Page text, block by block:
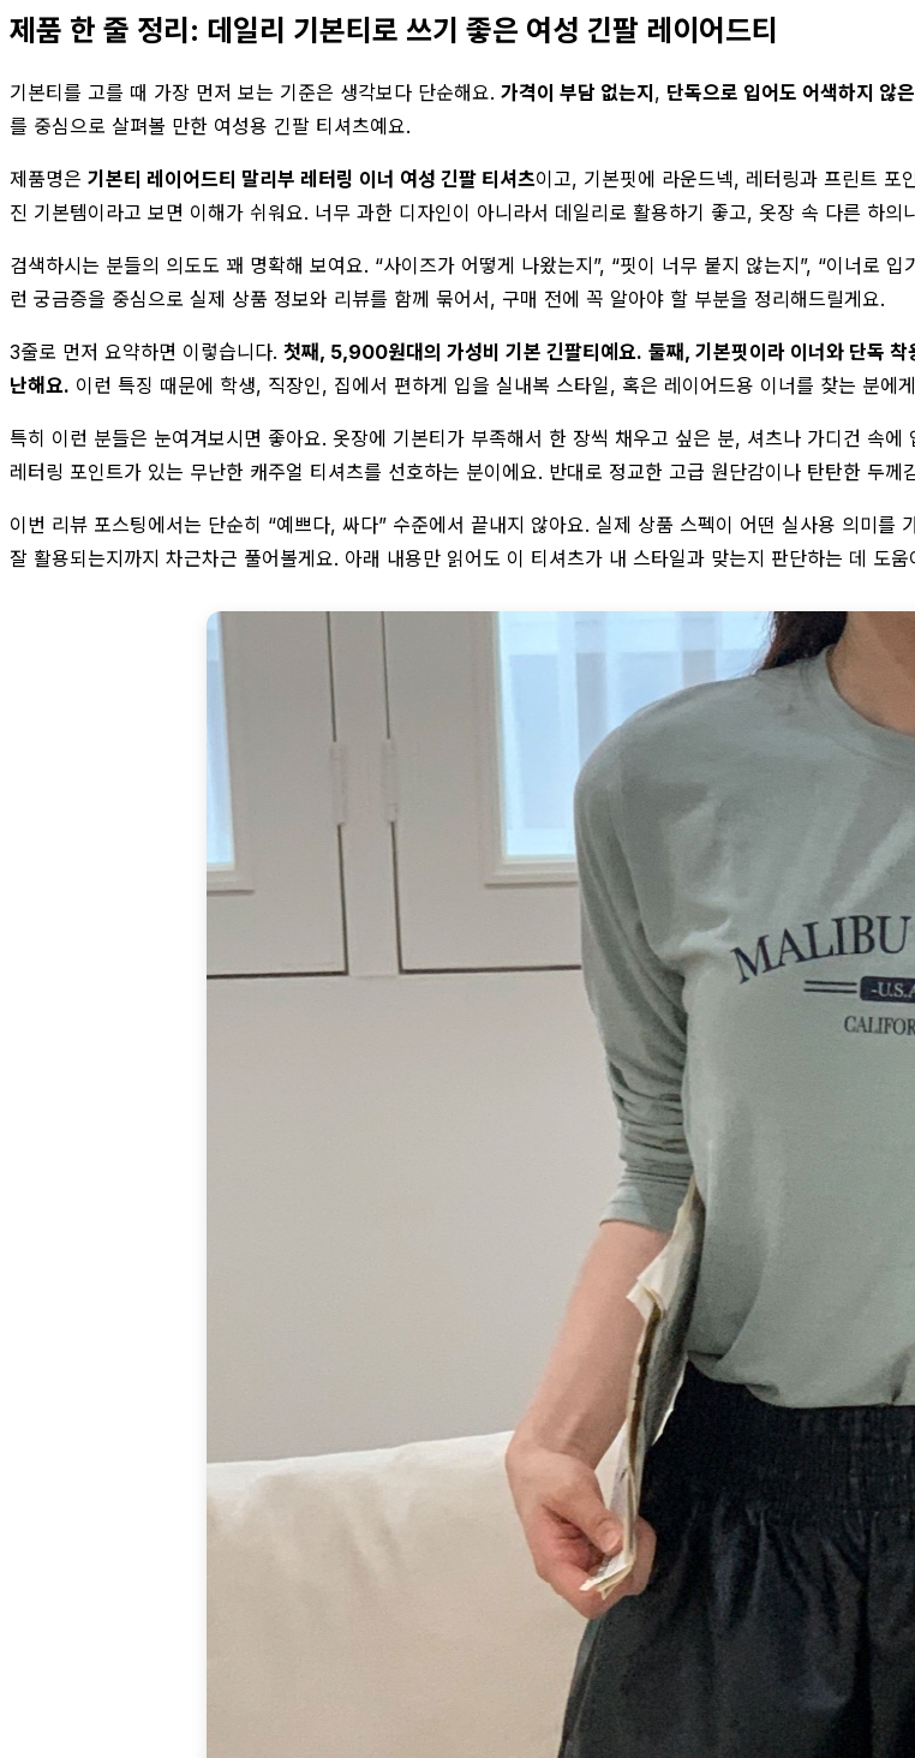
제품 한 줄 정리: 데일리 기본티로 쓰기 좋은 여성 긴팔 레이어드티
기본티를 고를 때 가장 먼저 보는 기준은 생각보다 단순해요. 가격이 부담 없는지, 단독으로 입어도 어색하지 않
를 중심으로 살펴볼 만한 여성용 긴팔 티셔츠예요.
제품명은 기본티 레이어드티 말리부 레터링 이너 여성 긴팔 티셔츠이고, 기본핏에 라운드넥, 레터링과 프린트 포
진 기본템이라고 보면 이해가 쉬워요. 너무 과한 디자인이 아니라서 데일리로 활용하기 좋고, 옷장 속 다른 하의
검색하시는 분들의 의도도 꽤 명확해 보여요. “사이즈가 어떻게 나왔는지”, “핏이 너무 붙지 않는지”, “이너로
런 궁금증을 중심으로 실제 상품 정보와 리뷰를 함께 묶어서, 구매 전에 꼭 알아야 할 부분을 정리해드릴게요.
3줄로 먼저 요약하면 이렇습니다. 첫째, 5,900원대의 가성비 기본 긴팔티예요. 둘째, 기본핏이라 이너와 단독
난해요. 이런 특징 때문에 학생, 직장인, 집에서 편하게 입을 실내복 스타일, 혹은 레이어드용 이너를 찾는 분에
특히 이런 분들은 눈여겨보시면 좋아요. 옷장에 기본티가 부족해서 한 장씩 채우고 싶은 분, 셔츠나 가디건 속
레터링 포인트가 있는 무난한 캐주얼 티셔츠를 선호하는 분이에요. 반대로 정교한 고급 원단감이나 탄탄한 두
이번 리뷰 포스팅에서는 단순히 “예쁘다, 싸다” 수준에서 끝내지 않아요. 실제 상품 스펙이 어떤 실사용 의미
잘 활용되는지까지 차근차근 풀어볼게요. 아래 내용만 읽어도 이 티셔츠가 내 스타일과 맞는지 판단하는 데 도움